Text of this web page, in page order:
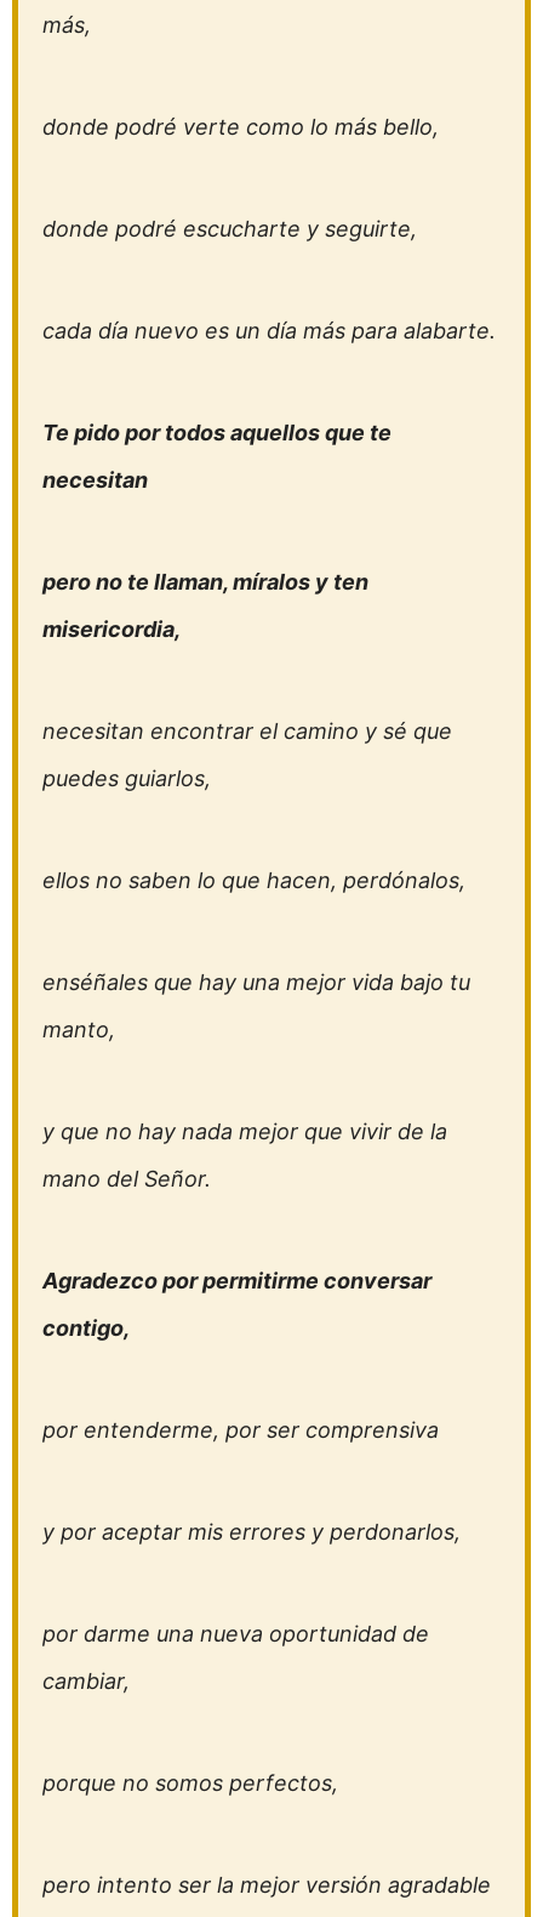
más,
donde podré verte como lo más bello,
donde podré escucharte y seguirte,
cada día nuevo es un día más para alabarte.
Te pido por todos aquellos que te
necesitan
pero no te llaman, míralos y ten
misericordia,
necesitan encontrar el camino y sé que
puedes guiarlos,
ellos no saben lo que hacen, perdónalos,
enséñales que hay una mejor vida bajo tu
manto,
y que no hay nada mejor que vivir de la
mano del Señor.
Agradezco por permitirme conversar
contigo,
por entenderme, por ser comprensiva
y por aceptar mis errores y perdonarlos,
por darme una nueva oportunidad de
cambiar,
porque no somos perfectos,
pero intento ser la mejor versión agradable